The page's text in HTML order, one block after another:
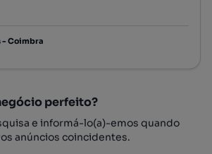
- Coimbra
perfeito?
e informá-lo(a)-emos quando
anúncios coincidentes.